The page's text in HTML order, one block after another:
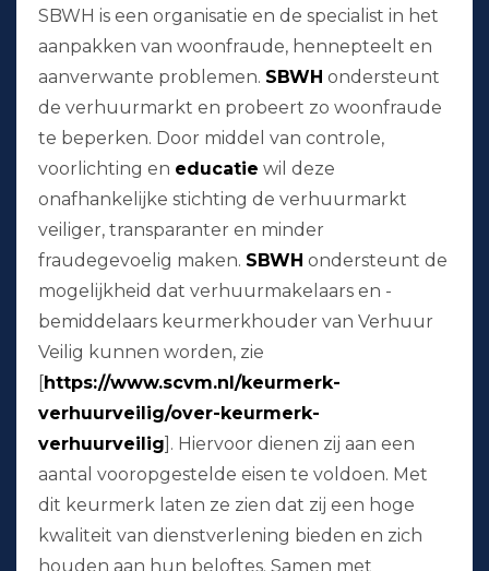
SBWH is een organisatie en de specialist in het
aanpakken van woonfraude, hennepteelt en
aanverwante problemen. SBWH ondersteunt
de verhuurmarkt en probeert zo woonfraude
te beperken. Door middel van controle,
voorlichting en educatie wil deze
onafhankelijke stichting de verhuurmarkt
veiliger, transparanter en minder
fraudegevoelig maken. SBWH ondersteunt de
mogelijkheid dat verhuurmakelaars en -
bemiddelaars keurmerkhouder van Verhuur
Veilig kunnen worden, zie
[https://www.scvm.nl/keurmerk-
verhuurveilig/over-keurmerk-
verhuurveilig]. Hiervoor dienen zij aan een
aantal vooropgestelde eisen te voldoen. Met
dit keurmerk laten ze zien dat zij een hoge
kwaliteit van dienstverlening bieden en zich
houden aan hun beloftes. Samen met